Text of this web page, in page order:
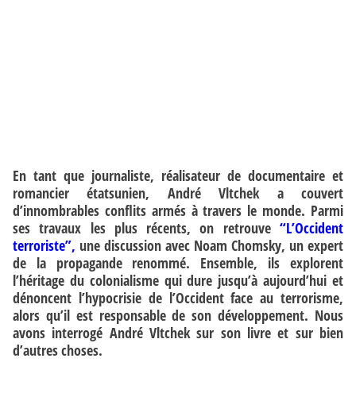
En tant que journaliste, réalisateur de documentaire et
romancier étatsunien, André Vltchek a couvert
d’innombrables conflits armés à travers le monde. Parmi
ses travaux les plus récents, on retrouve “L’Occident
terroriste”, une discussion avec Noam Chomsky, un expert
de la propagande renommé. Ensemble, ils explorent
l’héritage du colonialisme qui dure jusqu’à aujourd’hui et
dénoncent l’hypocrisie de l’Occident face au terrorisme,
alors qu’il est responsable de son développement. Nous
avons interrogé André Vltchek sur son livre et sur bien
d’autres choses.